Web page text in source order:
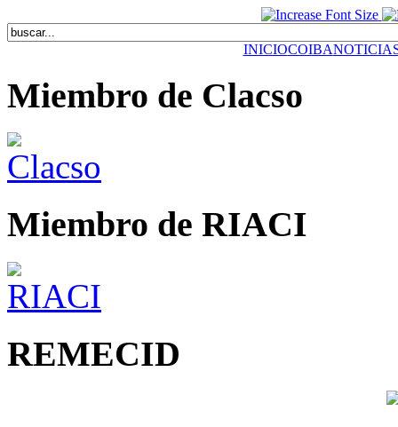
INICIOCOIBA
Miembro de Clacso
Miembro de RIACI
REMECID